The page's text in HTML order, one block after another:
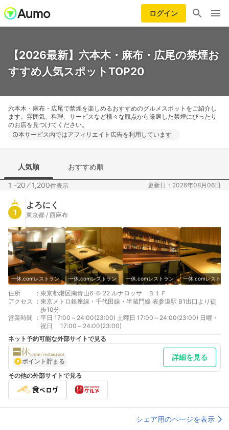
ログイン
【2026最新】六本木・麻布・広尾の禁煙お
すすめ人気スポットTOP20
六本木・麻布・広尾で禁煙を楽しめるおすすめのグルメスポットをご紹介し
ます。雰囲気、料理、サービスなど様々な観点から厳選した禁煙にぴったり
のお店を見つけてください。
本サービス内ではアフィリエイト広告を利用しています
人気順 おすすめ順
1 -20 ⁄1,200件表示 更新日：2026年08月06日
1
よろにく
東京都 / 西麻布
一休.comレストラン 一休.comレストラン 一休.comレストラン 一休.comレストラ
住所 : 東京都港区南青山6-6-22 ルナロッサ Ｂ１Ｆ
アクセス
: 東京メトロ銀座線・千代田線・半蔵門線 表参道駅 B1出口より徒
歩10分
営業時間
: 平日 17:00～24:00(23:00) 土曜日 17:00～24:00(23:00) 日曜・
祝日 17:00～24:00(23:00)
ネット予約可能な外部サイトで見る
ポイント貯まる 詳細を見る
その他の外部サイトで見る
シェア用のページを表示